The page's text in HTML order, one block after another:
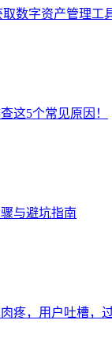
数字资产管理工
这5个常见原因！
与避坑指南
疼，用户吐槽，